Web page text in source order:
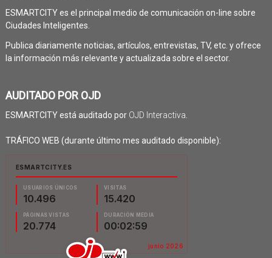
ESMARTCITY es el principal medio de comunicación on-line sobre
Ciudades Inteligentes.
Publica diariamente noticias, artículos, entrevistas, TV, etc. y ofrece
la información más relevante y actualizada sobre el sector.
AUDITADO POR OJD
ESMARTCITY está auditado por OJD Interactiva
TRÁFICO WEB (durante último mes auditado disponible):